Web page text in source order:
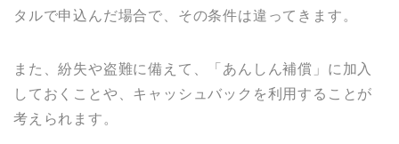
タルで申込んだ場合で、その条件は違ってきます。
また、紛失や盗難に備えて、「あんしん補償」に加入
しておくことや、キャッシュバックを利用することが
考えられます。